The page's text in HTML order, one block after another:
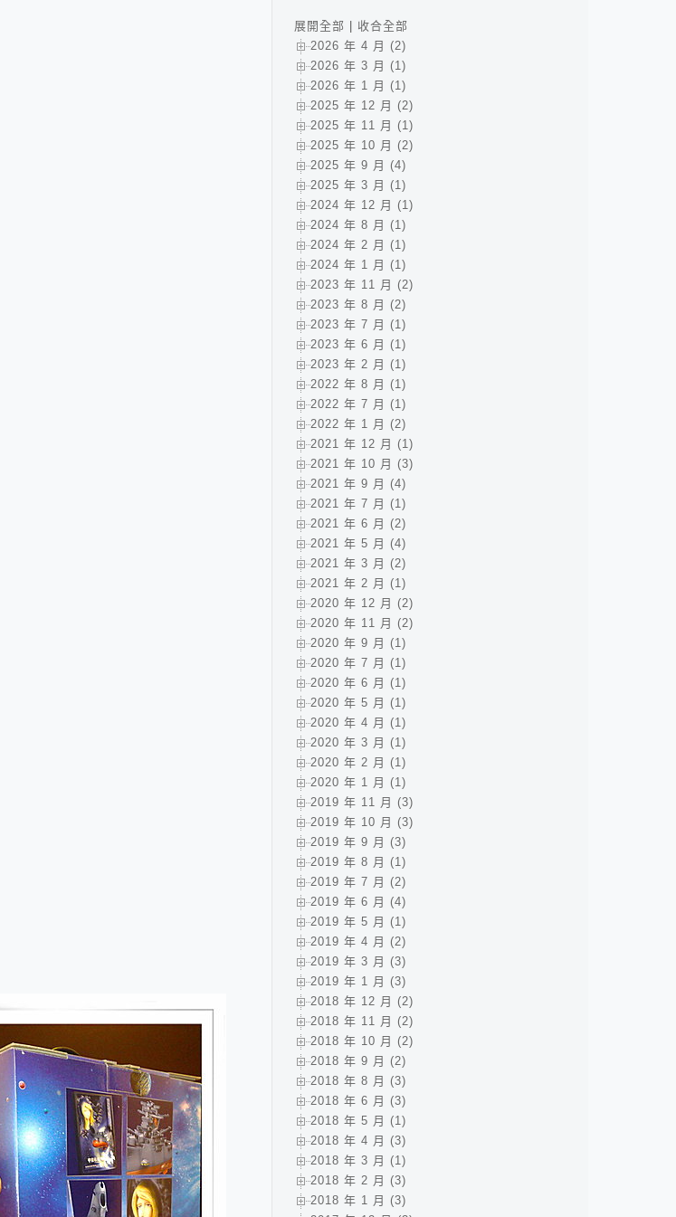
展開全部
收合全部
2026 年 4 月 (2)
2026 年 3 月 (1)
2026 年 1 月 (1)
2025 年 12 月 (2)
2025 年 11 月 (1)
2025 年 10 月 (2)
2025 年 9 月 (4)
2025 年 3 月 (1)
2024 年 12 月 (1)
2024 年 8 月 (1)
2024 年 2 月 (1)
2024 年 1 月 (1)
2023 年 11 月 (2)
2023 年 8 月 (2)
2023 年 7 月 (1)
2023 年 6 月 (1)
2023 年 2 月 (1)
2022 年 8 月 (1)
2022 年 7 月 (1)
2022 年 1 月 (2)
2021 年 12 月 (1)
2021 年 10 月 (3)
2021 年 9 月 (4)
2021 年 7 月 (1)
2021 年 6 月 (2)
2021 年 5 月 (4)
2021 年 3 月 (2)
2021 年 2 月 (1)
2020 年 12 月 (2)
2020 年 11 月 (2)
2020 年 9 月 (1)
2020 年 7 月 (1)
2020 年 6 月 (1)
2020 年 5 月 (1)
2020 年 4 月 (1)
2020 年 3 月 (1)
2020 年 2 月 (1)
2020 年 1 月 (1)
2019 年 11 月 (3)
2019 年 10 月 (3)
2019 年 9 月 (3)
2019 年 8 月 (1)
2019 年 7 月 (2)
2019 年 6 月 (4)
2019 年 5 月 (1)
2019 年 4 月 (2)
2019 年 3 月 (3)
2019 年 1 月 (3)
2018 年 12 月 (2)
2018 年 11 月 (2)
2018 年 10 月 (2)
2018 年 9 月 (2)
2018 年 8 月 (3)
2018 年 6 月 (3)
2018 年 5 月 (1)
2018 年 4 月 (3)
2018 年 3 月 (1)
2018 年 2 月 (3)
2018 年 1 月 (3)